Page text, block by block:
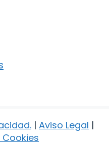
. | Aviso Legal |